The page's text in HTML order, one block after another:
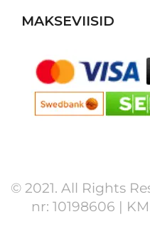
MAKSEVIISID
© 2021. All Rights
nr: 10198606 |